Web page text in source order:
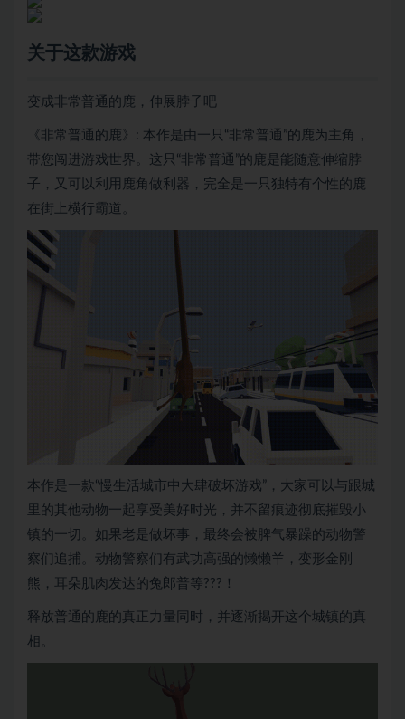
关于这款游戏
变成非常普通的鹿，伸展脖子吧
《非常普通的鹿》: 本作是由一只“非常普通”的鹿为主角，
带您闯进游戏世界。这只“非常普通”的鹿是能随意伸缩脖
子，又可以利用鹿角做利器，完全是一只独特有个性的鹿
在街上横行霸道。
本作是一款“慢生活城市中大肆破坏游戏”，大家可以与跟城
里的其他动物一起享受美好时光，并不留痕迹彻底摧毁小
镇的一切。如果老是做坏事，最终会被脾气暴躁的动物警
察们追捕。动物警察们有武功高强的懒懒羊，变形金刚
熊，耳朵肌肉发达的兔郎普等???！
释放普通的鹿的真正力量同时，并逐渐揭开这个城镇的真
相。